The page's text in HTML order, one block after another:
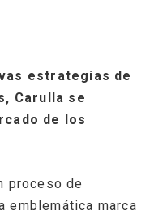
estrategias de
Carulla se
de los
proceso de
emblemática marca